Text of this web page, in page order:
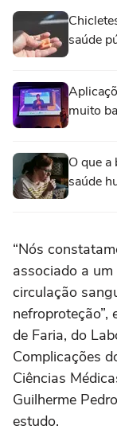
saúde
muito
O que
saúde
“Nós
associado a
circulação
nefroproteção”,
de Faria, do
Complicações
Ciências
Guilherme
estudo.